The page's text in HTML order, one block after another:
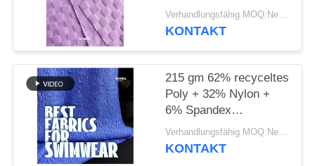
Verhandlungsfähig MOQ:Negotiable
KONTAKT
215 gm 62% recyceltes
Poly + 32% Nylon +
6% Spandex
Recyceltes
Badebekleidungsgewebe
Verhandlungsfähig MOQ:Negotiable
KONTAKT